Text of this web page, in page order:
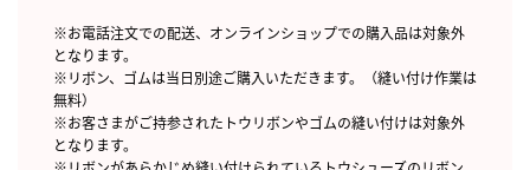
※お電話注文での配送、オンラインショップでの購入品は対象外
となります。
※リボン、ゴムは当日別途ご購入いただきます。（縫い付け作業は
無料）
※お客さまがご持参されたトウリボンやゴムの縫い付けは対象外
となります。